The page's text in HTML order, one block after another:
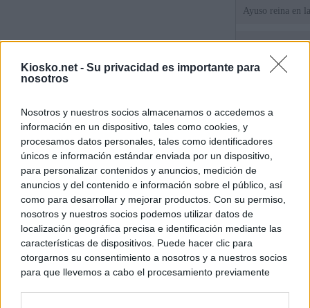
Kiosko.net - Su privacidad es importante para
nosotros
Nosotros y nuestros socios almacenamos o accedemos a
información en un dispositivo, tales como cookies, y
procesamos datos personales, tales como identificadores
únicos e información estándar enviada por un dispositivo,
para personalizar contenidos y anuncios, medición de
anuncios y del contenido e información sobre el público, así
como para desarrollar y mejorar productos. Con su permiso,
nosotros y nuestros socios podemos utilizar datos de
localización geográfica precisa e identificación mediante las
características de dispositivos. Puede hacer clic para
otorgarnos su consentimiento a nosotros y a nuestros socios
para que llevemos a cabo el procesamiento previamente
Ayuso reina en
El juez propone
la filtración de
jefa" Ayuso
WhatsApp,
un nuevo cruce
15 de agosto
© Kiosko.net Aviso Legal Privacidad y Cookies